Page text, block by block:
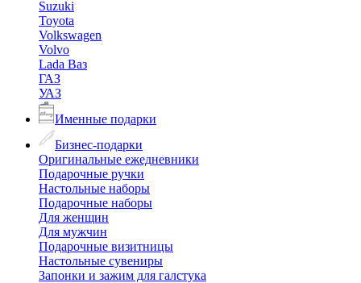
Suzuki
Toyota
Volkswagen
Volvo
Lada Ваз
ГАЗ
УАЗ
Именные подарки
Бизнес-подарки
Оригинальные ежедневники
Подарочные ручки
Настольные наборы
Подарочные наборы
Для женщин
Для мужчин
Подарочные визитницы
Настольные сувениры
Запонки и зажим для галстука